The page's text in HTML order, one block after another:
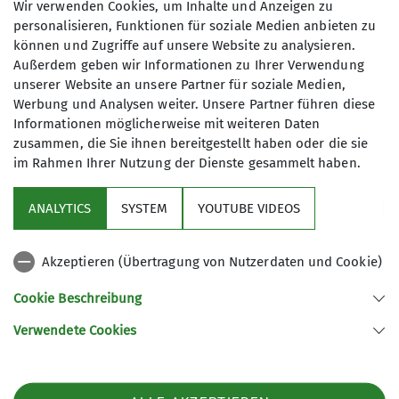
Details
Abenden der Gruppe BEST oder per Mail bei
Steffi König (s. Anfrage)
Anfrage senden
Sektion
Gruppen im Fokus
34131 Kassel
Wir verwenden Cookies, um Inhalte und Anzeigen zu
personalisieren, Funktionen für soziale Medien anbieten zu
können und Zugriffe auf unsere Website zu analysieren.
Außerdem geben wir Informationen zu Ihrer Verwendung
unserer Website an unsere Partner für soziale Medien,
Werbung und Analysen weiter. Unsere Partner führen diese
Informationen möglicherweise mit weiteren Daten
zusammen, die Sie ihnen bereitgestellt haben oder die sie
im Rahmen Ihrer Nutzung der Dienste gesammelt haben.
ANALYTICS SYSTEM YOUTUBE VIDEOS
Akzeptieren (Übertragung von Nutzerdaten und Cookie)
Cookie Beschreibung
Verwendete Cookies